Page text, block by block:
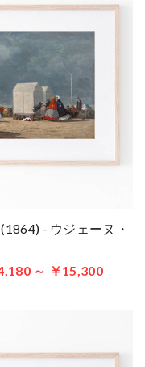
- ウジェーヌ・
～ ￥15,300